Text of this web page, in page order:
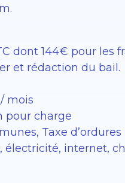
dont 144€ pour les
et rédaction du bail.
mois
pour charge
Taxe
électricité, internet,